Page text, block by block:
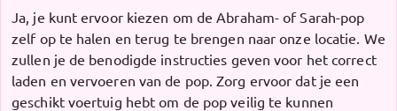
Ja, je kunt ervoor kiezen om de Abraham- of Sarah-pop
zelf op te halen en terug te brengen naar onze locatie. We
zullen je de benodigde instructies geven voor het correct
laden en vervoeren van de pop. Zorg ervoor dat je een
geschikt voertuig hebt om de pop veilig te kunnen